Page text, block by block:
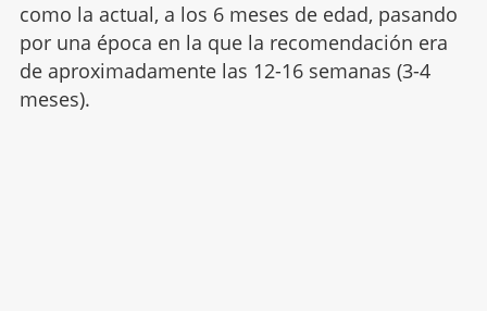
como la actual, a los 6 meses de edad, pasando
por una época en la que la recomendación era
de aproximadamente las 12-16 semanas (3-4
meses).